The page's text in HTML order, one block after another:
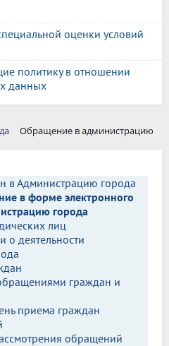
оценки условий
политику в отношении
данных
Обращение в администрацию
в Администрацию города
в форме электронного
города
лиц
деятельности
граждан и
приема граждан
обращений